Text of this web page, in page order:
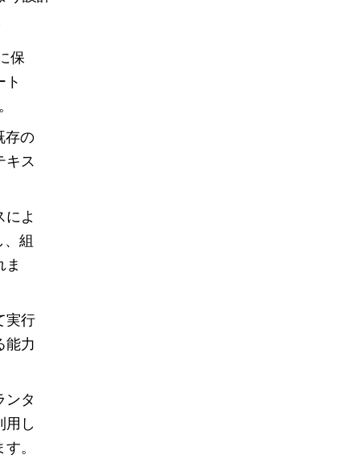
保
ト
存の
キス
よ
組
ま
実行
能力
ンタ
用し
。